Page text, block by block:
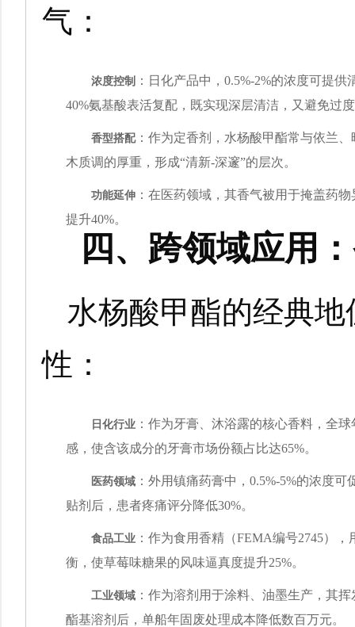
气：
浓度控制 ：日化产品中，0.5%-2%的浓度可提
40%氨基酸表活复配，既实现深层清洁，又避免过
香型搭配：作为定香剂，水杨酸甲酯常与依兰
木质调的厚重，形成“清新-深邃”的层次。
功能延伸 ：在医药领域，其香气被用于掩盖药
提升40%。
四、跨领域应用
水杨酸甲酯的经典
性：
日化行业 ：作为牙膏、沐浴露的核心香料，全
感，使含该成分的牙膏市场份额占比达65%。
医药领域 ：外用镇痛药膏中，0.5%-5%的浓度
贴剂后，患者疼痛评分降低30%。
食品工业 ：作为食用香精（FEMA编号2745）
衡，使草莓味糖果的风味逼真度提升25%。
工业领域 ：作为溶剂用于涂料、油墨生产，其
酯基溶剂后，单船年固废处理成本降低数百万元。